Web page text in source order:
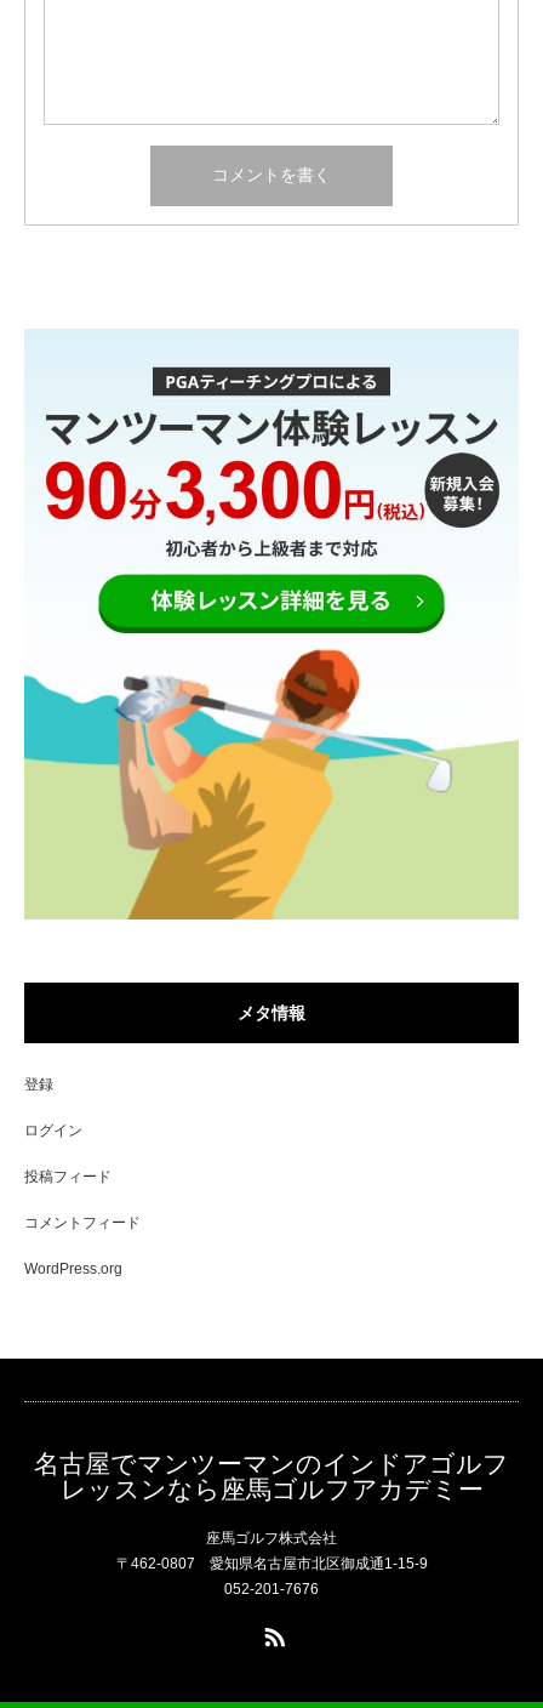
メタ情報
登録
ログイン
投稿フィード
コメントフィード
WordPress.org
名古屋でマンツーマンのインドアゴルフ
レッスンなら座馬ゴルフアカデミー
座馬ゴルフ株式会社
〒462-0807 愛知県名古屋市北区御成通1-15-9
052-201-7676